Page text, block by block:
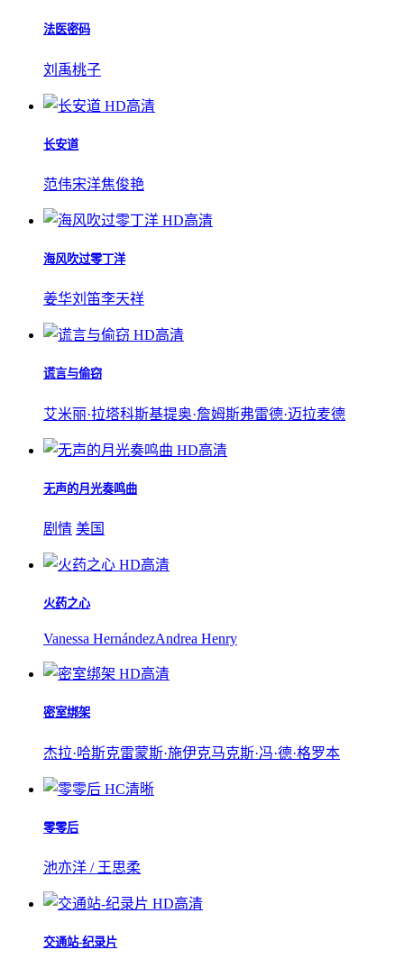
法医密码
刘禹桃子
HD高清
长安道
范伟宋洋焦俊艳
HD高清
海风吹过零丁洋
姜华刘笛李天祥
HD高清
谎言与偷窃
艾米丽·拉塔科斯基提奥·詹姆斯弗雷德·迈拉麦德
HD高清
无声的月光奏鸣曲
剧情 美国
HD高清
火药之心
Vanessa HernándezAndrea Henry
HD高清
密室绑架
杰拉·哈斯克雷蒙斯·施伊克马克斯·冯·德·格罗本
HC清晰
零零后
池亦洋 / 王思柔
HD高清
交通站-纪录片